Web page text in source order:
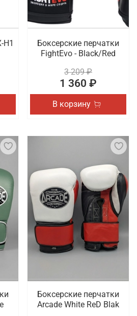
H1
Боксерские перчатки
FightEvo - Black/Red
3 209 ₽
1 360 ₽
В корзину
Боксерские перчатки
Arcade White ReD Blak